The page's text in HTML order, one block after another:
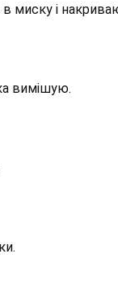
миску і
вимішую.